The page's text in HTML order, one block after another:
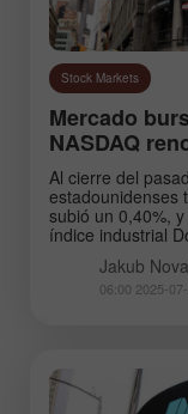
Stock Markets
Mercado
NASDAQ
Al cierre del
estadounidenses
subió un 0,40%,
índice industrial
Jakub
06:00 2025-